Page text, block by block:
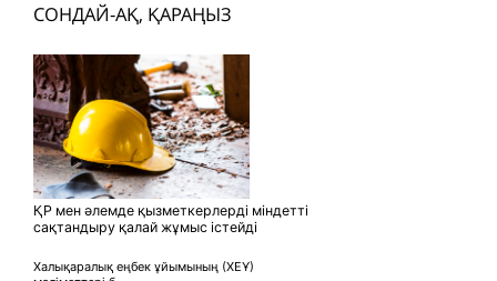
СОНДАЙ-АҚ, ҚАРАҢЫЗ
ҚР мен әлемде қызметкерлерді міндетті
сақтандыру қалай жұмыс істейді
Халықаралық еңбек ұйымының (ХЕҰ)